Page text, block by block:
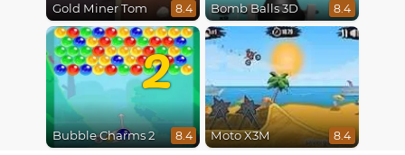
Gold Miner Tom 8.4 Bomb Balls 3D 8.4
2
Bubble Charms 2 8.4 Moto X3M 8.4